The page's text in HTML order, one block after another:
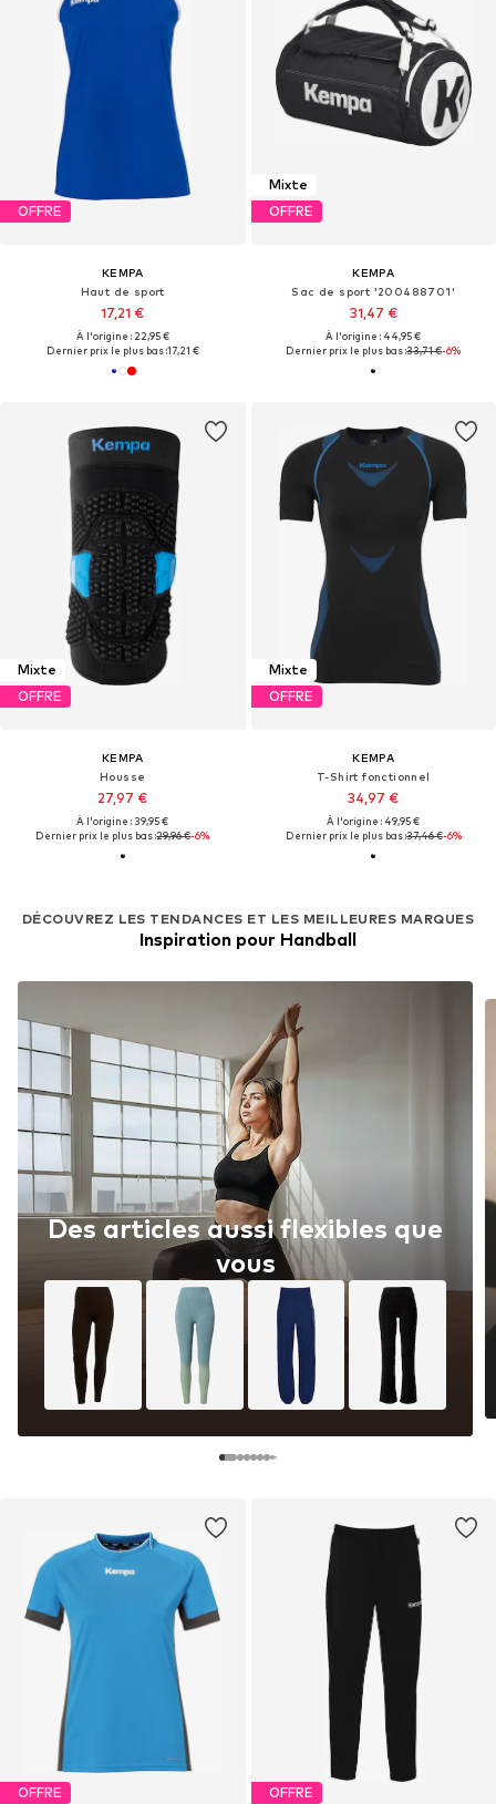
OFFRE
KEMPA
Haut de sport
17,21 €
À l'origine : 22,95 €
Dernier prix le plus bas :17,21 €
Mixte
OFFRE
KEMPA
Sac de sport '200488701'
31,47 €
À l'origine : 44,95 €
Dernier prix le plus bas :33,71 €-6%
Mixte
OFFRE
KEMPA
Housse
27,97 €
À l'origine : 39,95 €
Dernier prix le plus bas :29,96 €-6%
DÉCOUVREZ LES TENDANCES ET LES MEILLEURES MARQUES
Inspiration pour Handball
Des articles aussi flexibles que
vous
Mixte
OFFRE
KEMPA
T-Shirt fonctionnel
34,97 €
À l'origine : 49,95 €
Dernier prix le plus bas :37,46 €-6%
OFFRE OFFRE